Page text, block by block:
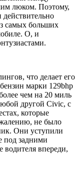
люком. Поэтому,
действительно
самых больших
О, и
что делает его
марки 129bhp
чем на 20 миль
другой Civic, с
которые
не было
Они уступили
под задними
водителя впереди,